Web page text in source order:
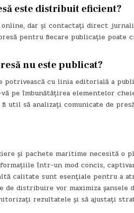
este distribuit eficient?
dar și contactați direct
pentru fiecare publicație poate
nu este publicat?
potrivească cu linia editorială a
pe îmbunătățirea elementelor
util să analizați comunicate de
și pachete maritime necesită o
într-un mod concis,
calitate sunt esențiale pentru a
distribuire vor maximiza șansele
rezultatele și să ajustați